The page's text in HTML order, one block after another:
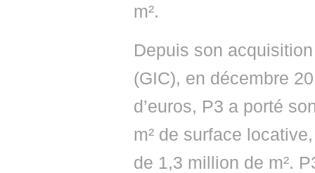
m².
Depuis son
(GIC), en décembre
d’euros, P3 a porté
m² de surface
de 1,3 million de m².